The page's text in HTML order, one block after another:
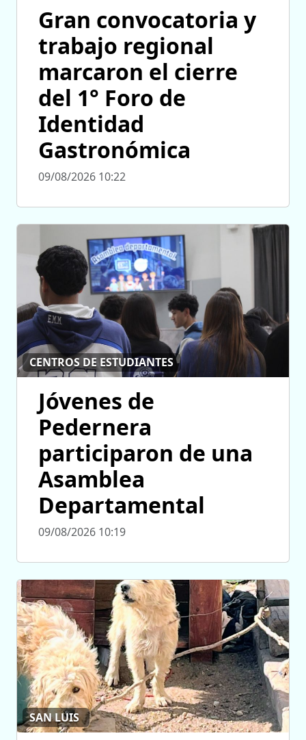
Gran convocatoria y
trabajo regional
marcaron el cierre
del 1° Foro de
Identidad
Gastronómica
09/08/2026 10:22
CENTROS DE ESTUDIANTES
Jóvenes de
Pedernera
participaron de una
Asamblea
Departamental
09/08/2026 10:19
SAN LUIS